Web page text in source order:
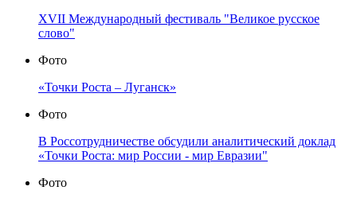
XVII Международный фестиваль "Великое русское
слово"
Фото
«Точки Роста – Луганск»
Фото
В Россотрудничестве обсудили аналитический доклад
«Точки Роста: мир России - мир Евразии"
Фото